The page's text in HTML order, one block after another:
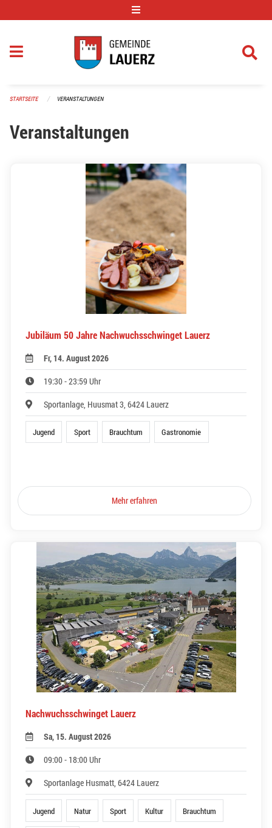
STARTSEITE VERANSTALTUNGEN
Veranstaltungen
Jubiläum 50 Jahre Nachwuchsschwinget Lauerz
Fr, 14. August 2026
19:30 - 23:59 Uhr
Sportanlage, Huusmat 3, 6424 Lauerz
Jugend Sport Brauchtum Gastronomie
Mehr erfahren
Nachwuchsschwinget Lauerz
Sa, 15. August 2026
09:00 - 18:00 Uhr
Sportanlage Husmatt, 6424 Lauerz
Jugend Natur Sport Kultur Brauchtum